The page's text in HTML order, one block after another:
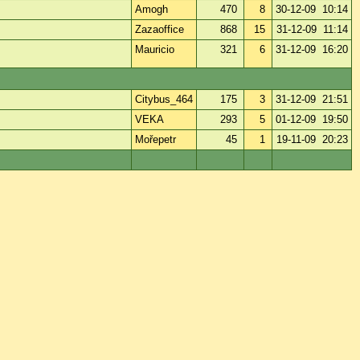
Amogh 470 8
30-12-09 10:14
Zazaoffice 868 15
31-12-09 11:14
Mauricio 321 6 31-12-09 16:20
Citybus_464 175 3
31-12-09 21:51
VEKA 293 5
01-12-09 19:50
Mořepetr 45 1 19-11-09 20:23